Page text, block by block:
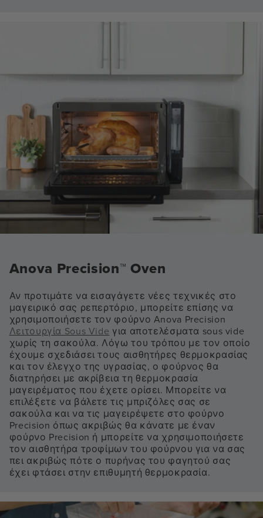
Anova Precision™ Oven
Αν προτιμάτε να εισαγάγετε νέες τεχνικές στο
μαγειρικό σας ρεπερτόριο, μπορείτε επίσης να
χρησιμοποιήσετε τον φούρνο Anova Precision
Λειτουργία Sous Vide για αποτελέσματα sous vide
χωρίς τη σακούλα. Λόγω του τρόπου με τον οποίο
έχουμε σχεδιάσει τους αισθητήρες θερμοκρασίας
και τον έλεγχο της υγρασίας, ο φούρνος θα
διατηρήσει με ακρίβεια τη θερμοκρασία
μαγειρέματος που έχετε ορίσει. Μπορείτε να
επιλέξετε να βάλετε τις μπριζόλες σας σε
σακούλα και να τις μαγειρέψετε στο φούρνο
Precision όπως ακριβώς θα κάνατε με έναν
φούρνο Precision ή μπορείτε να χρησιμοποιήσετε
τον αισθητήρα τροφίμων του φούρνου για να σας
πει ακριβώς πότε ο πυρήνας του φαγητού σας
έχει φτάσει στην επιθυμητή θερμοκρασία.